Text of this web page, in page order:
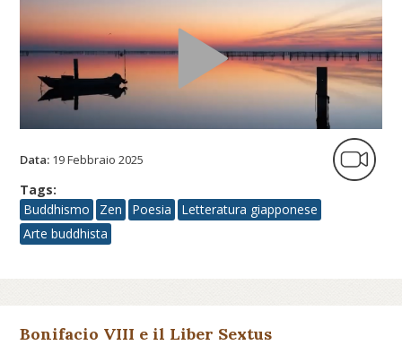
Data: 19 Febbraio 2025
Tags:
Buddhismo
Zen Poesia
Letteratura giapponese
Arte buddhista
Bonifacio VIII e il Liber Sextus